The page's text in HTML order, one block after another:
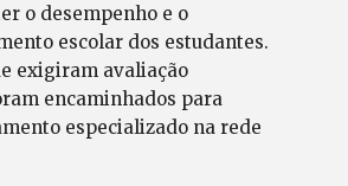
o desempenho e o
escolar dos estudantes.
exigiram avaliação
encaminhados para
especializado na rede